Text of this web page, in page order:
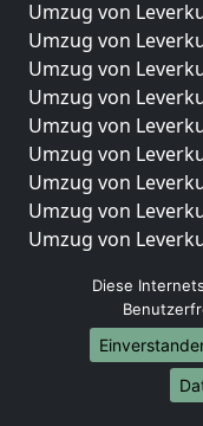
Umzug von
Umzug von
Umzug von
Umzug von
Umzug von
Umzug von
Umzug von
Umzug von
Umzug von
Umzug von
Umzüge-
Umzug von
Umzug von
Diese